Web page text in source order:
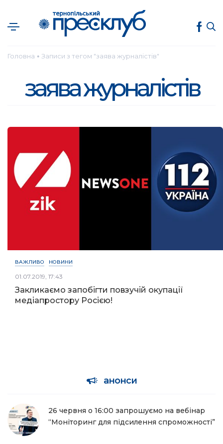
Головна ● Записи з тегом "заява журналістів"
заява журналістів
ВАЖЛИВО НОВИНИ
01.07.2019, 17:43
Закликаємо запобігти повзучій окупації
медіапростору Росією!
анонси
26 червня о 16:00 запрошуємо на вебінар
“Моніторинг для підсилення спроможності”